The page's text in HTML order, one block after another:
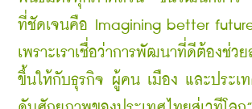
ที่ชัดเจนคือ Imagining better
เพราะเราเชื่อว่าการพัฒนาที่ดีต้องช่ว
ขึ้นให้กับธุรกิจ ผู้คน เมือง และประเ